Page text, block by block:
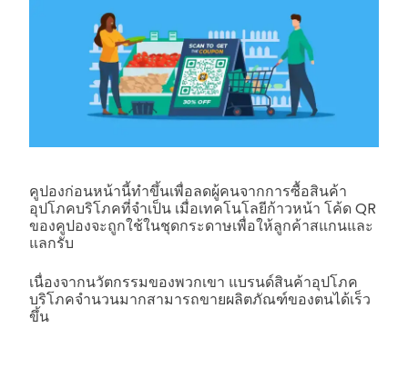
คูปองก่อนหน้านี้ทำขึ้นเพื่อลดผู้คนจากการซื้อสินค้า
อุปโภคบริโภคที่จำเป็น เมื่อเทคโนโลยีก้าวหน้า โค้ด QR
ของคูปองจะถูกใช้ในชุดกระดาษเพื่อให้ลูกค้าสแกนและ
แลกรับ
เนื่องจากนวัตกรรมของพวกเขา แบรนด์สินค้าอุปโภค
บริโภคจำนวนมากสามารถขายผลิตภัณฑ์ของตนได้เร็ว
ขึ้น